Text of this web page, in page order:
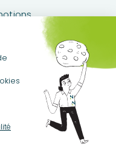
d’un Projet